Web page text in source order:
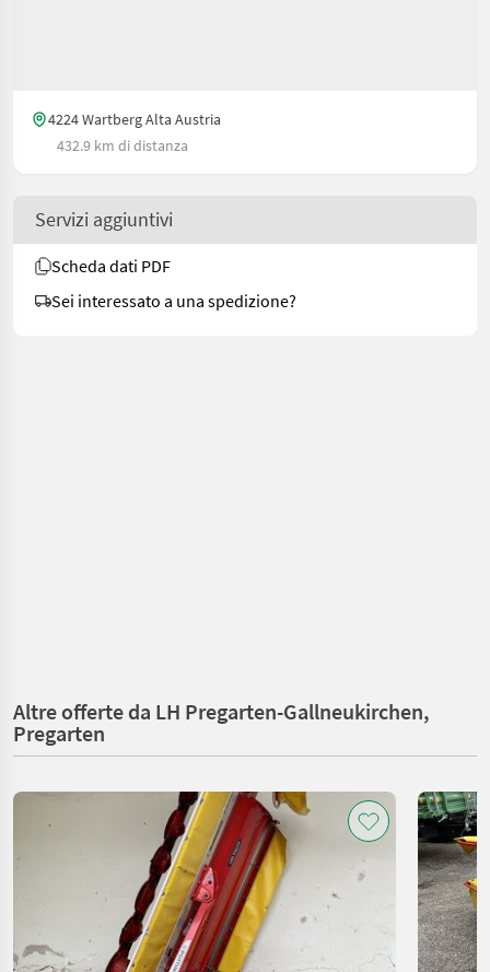
4224 Wartberg Alta Austria
432.9 km di distanza
Servizi aggiuntivi
Scheda dati PDF
Sei interessato a una spedizione?
Altre offerte da LH Pregarten-Gallneukirchen,
Pregarten